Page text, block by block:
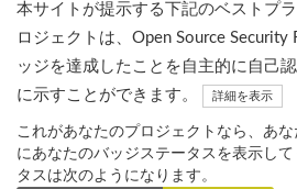
本サイトが提示する下記のベストプ
ロジェクトは、Open Source Security
ッジを達成したことを自主的に自己
に示すことができます。
詳細を表示
これがあなたのプロジェクトなら、あ
にあなたのバッジステータスを表示し
タスは次のようになります。